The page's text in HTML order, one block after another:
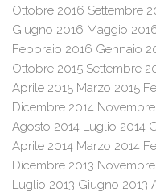
Ottobre 2016 Settembre
Giugno 2016 Maggio
Febbraio 2016 Gennaio
Ottobre 2015 Settembre
Aprile 2015 Marzo 2015
Dicembre 2014
Agosto 2014 Luglio 2014
Aprile 2014 Marzo 2014
Dicembre 2013
Luglio 2013 Giugno 2013